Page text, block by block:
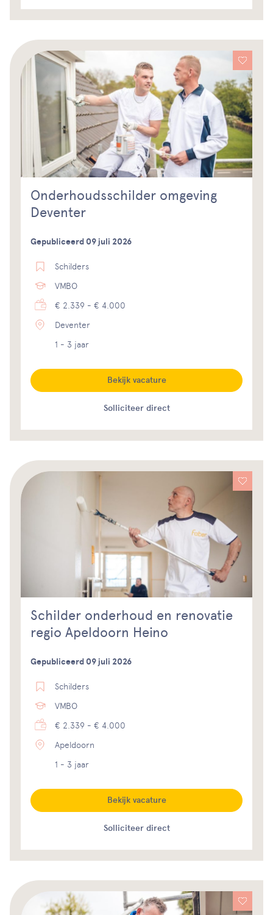
Onderhoudsschilder omgeving
Deventer
Gepubliceerd 09 juli 2026
Schilders
VMBO
€ 2.339 - € 4.000
Deventer
1 - 3 jaar
Solliciteer direct
Bekijk vacature
Schilder onderhoud en renovatie
regio Apeldoorn Heino
Gepubliceerd 09 juli 2026
Schilders
VMBO
€ 2.339 - € 4.000
Apeldoorn
1 - 3 jaar
Solliciteer direct
Bekijk vacature